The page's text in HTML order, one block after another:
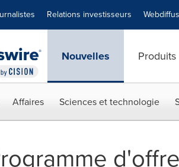
Relations investisseurs
Nouvelles Produits
Affaires Sciences et technologie